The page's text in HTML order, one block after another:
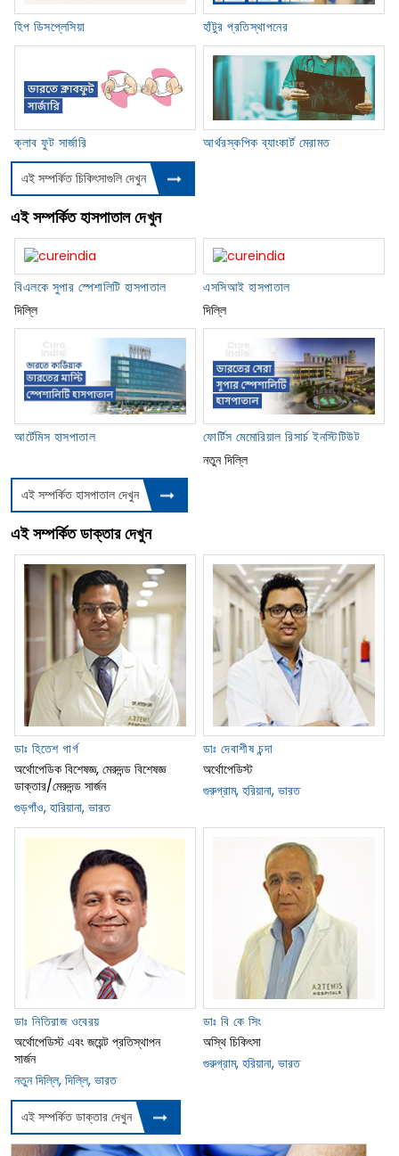
হিপ ডিসপ্লেসিয়া হাঁটুর প্রতিস্থাপনের
ক্লাব ফুট সার্জারি আর্থরস্কপিক ব্যাংকার্ট মেরামত
এই সম্পর্কিত চিকিৎসাগুলি দেখুন
এই সম্পর্কিত হাসপাতাল দেখুন
বিএলকে সুপার স্পেশালিটি হাসপাতাল
দিল্লি
এসসিআই হাসপাতাল
দিল্লি
আর্টেমিস হাসপাতাল
ফোর্টিস মেমোরিয়াল রিসার্চ ইনস্টিটিউট
নতুন দিল্লি
এই সম্পর্কিত হাসপাতাল দেখুন
এই সম্পর্কিত ডাক্তার দেখুন
ডাঃ হিতেশ গার্গ
অর্থোপেডিক বিশেষজ্ঞ, মেরুদন্ড বিশেষজ্ঞ
ডাক্তার/মেরুদন্ড সার্জন
গুড়গাঁও, হারিয়ানা, ভারত
ডাঃ দেবাশীষ চন্দা
অর্থোপেডিস্ট
গুরুগ্রাম, হরিয়ানা, ভারত
ডাঃ নিতিরাজ ওবেরয়
অর্থোপেডিস্ট এবং জয়েন্ট প্রতিস্থাপন
সার্জন
নতুন দিল্লি, দিল্লি, ভারত
ডাঃ বি কে সিং
অস্থি চিকিৎসা
গুরুগ্রাম, হরিয়ানা, ভারত
এই সম্পর্কিত ডাক্তার দেখুন